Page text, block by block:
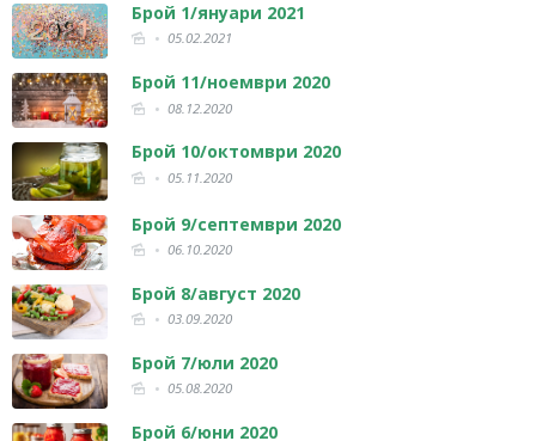
Брой 1/януари 2021
05.02.2021
Брой 11/ноември 2020
08.12.2020
Брой 10/октомври 2020
05.11.2020
Брой 9/септември 2020
06.10.2020
Брой 8/август 2020
03.09.2020
Брой 7/юли 2020
05.08.2020
Брой 6/юни 2020